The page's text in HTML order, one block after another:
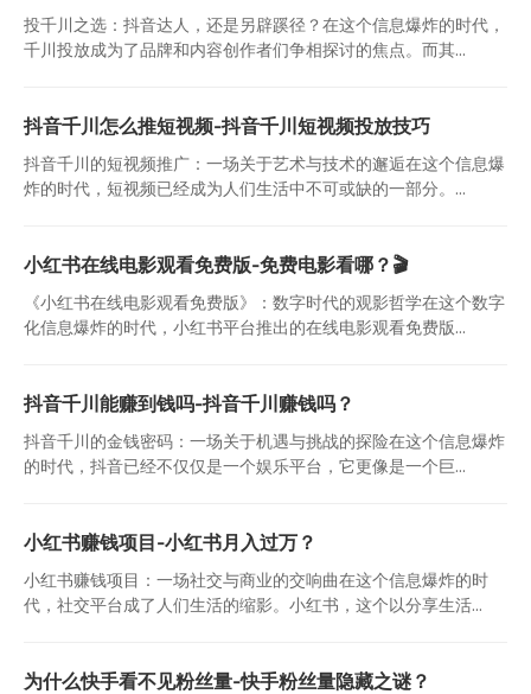
投千川之选：抖音达人，还是另辟蹊径？在这个信息爆炸的时代，
千川投放成为了品牌和内容创作者们争相探讨的焦点。而其...
抖音千川怎么推短视频-抖音千川短视频投放技巧
抖音千川的短视频推广：一场关于艺术与技术的邂逅在这个信息爆
炸的时代，短视频已经成为人们生活中不可或缺的一部分。...
小红书在线电影观看免费版-免费电影看哪？🎬
《小红书在线电影观看免费版》：数字时代的观影哲学在这个数字
化信息爆炸的时代，小红书平台推出的在线电影观看免费版...
抖音千川能赚到钱吗-抖音千川赚钱吗？
抖音千川的金钱密码：一场关于机遇与挑战的探险在这个信息爆炸
的时代，抖音已经不仅仅是一个娱乐平台，它更像是一个巨...
小红书赚钱项目-小红书月入过万？
小红书赚钱项目：一场社交与商业的交响曲在这个信息爆炸的时
代，社交平台成了人们生活的缩影。小红书，这个以分享生活...
为什么快手看不见粉丝量-快手粉丝量隐藏之谜？